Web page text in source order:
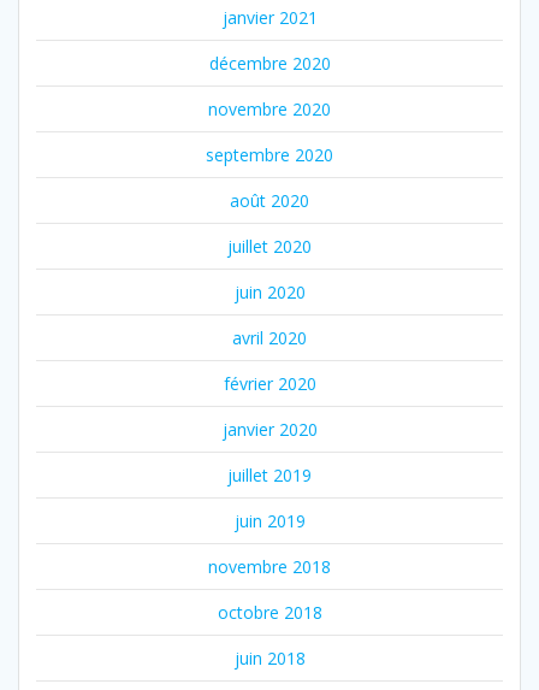
janvier 2021
décembre 2020
novembre 2020
septembre 2020
août 2020
juillet 2020
juin 2020
avril 2020
février 2020
janvier 2020
juillet 2019
juin 2019
novembre 2018
octobre 2018
juin 2018